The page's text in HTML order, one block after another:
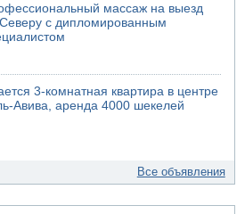
массаж на выезд
с дипломированным
3-комнатная квартира в центре
Авива, аренда 4000 шекелей
Все объявления